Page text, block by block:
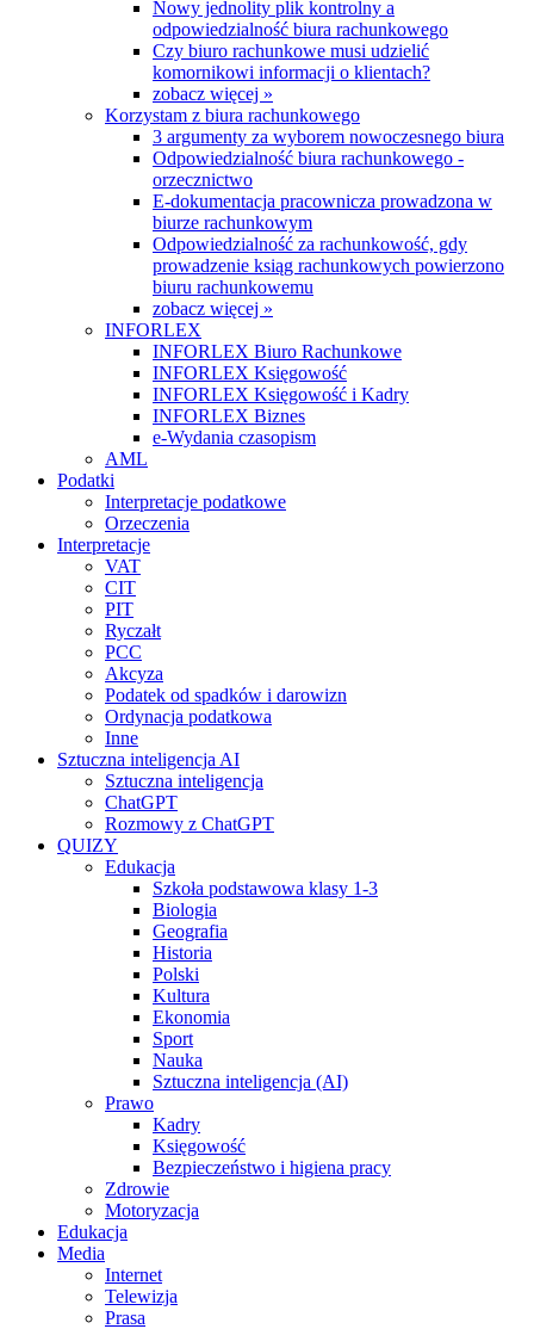
Nowy jednolity plik kontrolny a
odpowiedzialność biura rachunkowego
Czy biuro rachunkowe musi udzielić
komornikowi informacji o klientach?
zobacz więcej »
Korzystam z biura rachunkowego
3 argumenty za wyborem nowoczesnego biura
Odpowiedzialność biura rachunkowego -
orzecznictwo
E-dokumentacja pracownicza prowadzona w
biurze rachunkowym
Odpowiedzialność za rachunkowość, gdy
prowadzenie ksiąg rachunkowych powierzono
biuru rachunkowemu
zobacz więcej »
INFORLEX
INFORLEX Biuro Rachunkowe
INFORLEX Księgowość
INFORLEX Księgowość i Kadry
INFORLEX Biznes
e-Wydania czasopism
AML
Podatki
Interpretacje podatkowe
Orzeczenia
Interpretacje
VAT
CIT
PIT
Ryczałt
PCC
Akcyza
Podatek od spadków i darowizn
Ordynacja podatkowa
Inne
Sztuczna inteligencja AI
Sztuczna inteligencja
ChatGPT
Rozmowy z ChatGPT
QUIZY
Edukacja
Szkoła podstawowa klasy 1-3
Biologia
Geografia
Historia
Polski
Kultura
Ekonomia
Sport
Nauka
Sztuczna inteligencja (AI)
Prawo
Kadry
Księgowość
Bezpieczeństwo i higiena pracy
Zdrowie
Motoryzacja
Edukacja
Media
Internet
Telewizja
Prasa